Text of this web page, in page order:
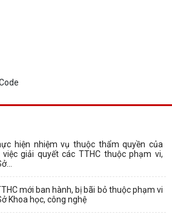
hiện nhiệm vụ thuộc thẩm quyền của
giải quyết các TTHC thuộc phạm vi,
mới ban hành, bị bãi bỏ thuộc phạm vi
Khoa học, công nghệ